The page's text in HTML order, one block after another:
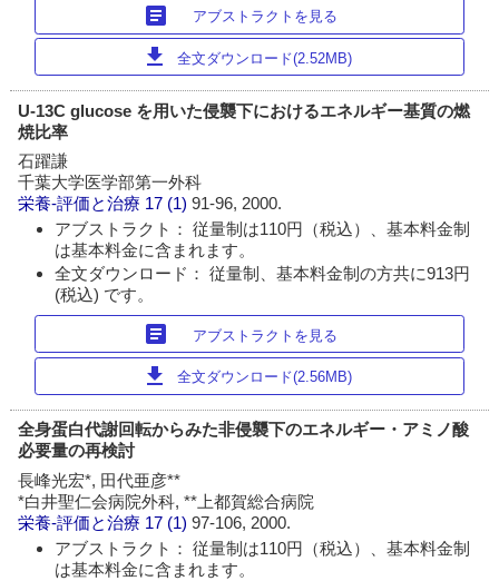
article アブストラクトを見る
download 全文ダウンロード(2.52MB)
U-13C glucose を用いた侵襲下におけるエネルギー基質の燃
焼比率
石躍謙
千葉大学医学部第一外科
栄養-評価と治療 17 (1)91-96, 2000.
アブストラクト： 従量制は110円（税込）、基本料金制
は基本料金に含まれます。
全文ダウンロード： 従量制、基本料金制の方共に913円
(税込) です。
article アブストラクトを見る
download 全文ダウンロード(2.56MB)
全身蛋白代謝回転からみた非侵襲下のエネルギー・アミノ酸
必要量の再検討
長峰光宏*, 田代亜彦**
*白井聖仁会病院外科, **上都賀総合病院
栄養-評価と治療 17 (1)97-106, 2000.
アブストラクト： 従量制は110円（税込）、基本料金制
は基本料金に含まれます。